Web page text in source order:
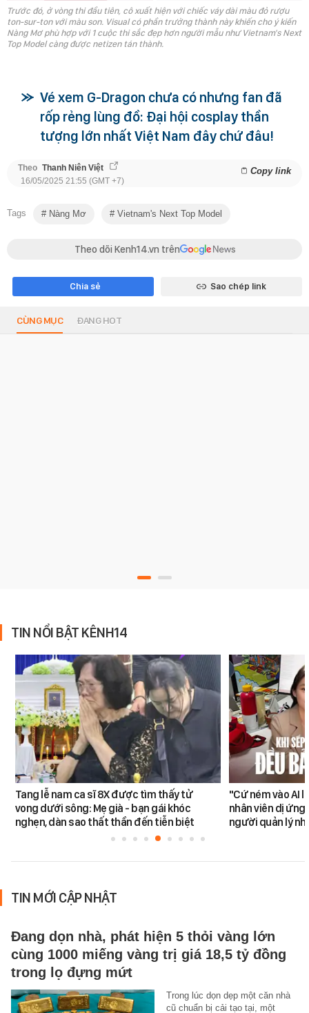
Trước đó, ở vòng thi đầu tiên, cô xuất hiện với chiếc váy dài màu đỏ rượu
ton-sur-ton với màu son. Visual có phần trưởng thành này khiến cho ý kiến
Nàng Mơ phù hợp với 1 cuộc thi sắc đẹp hơn người mẫu như Vietnam's Next
Top Model càng được netizen tán thành.
Vé xem G-Dragon chưa có nhưng fan đã
rốp rẻng lùng đồ: Đại hội cosplay thần
tượng lớn nhất Việt Nam đây chứ đâu!
Theo Thanh Niên Việt Copy link
16/05/2025 21:55 (GMT +7)
Tags Nàng Mơ Vietnam's Next Top Model
Theo dõi Kenh14.vn trên
Chia sẻ Sao chép link
CÙNG MỤC ĐANG HOT
TIN NỔI BẬT KÊNH14
Tang lễ nam ca sĩ 8X được tìm thấy tử
vong dưới sông: Mẹ già - bạn gái khóc
nghẹn, dàn sao thất thần đến tiễn biệt
"Cứ ném vào AI
nhân viên dị ứng
người quản lý
TIN MỚI CẬP NHẬT
Đang dọn nhà, phát hiện 5 thỏi vàng lớn
cùng 1000 miếng vàng trị giá 18,5 tỷ đồng
trong lọ đựng mứt
Trong lúc dọn dẹp một căn nhà
cũ chuẩn bị cải tạo tại, một